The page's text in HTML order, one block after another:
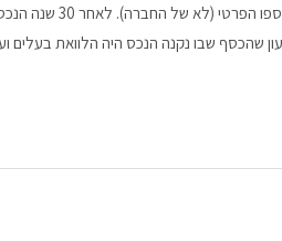
אדם הקים חברה בשנת 1997 וקנה
שהכסף שבו נקנה הנכס היה הלוואת בעלים